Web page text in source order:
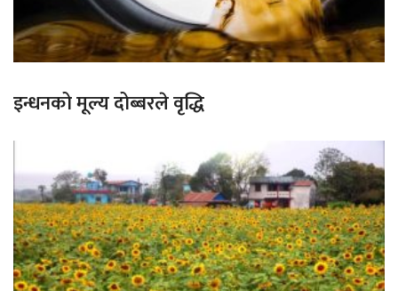
इन्धनको मूल्य दोब्बरले वृद्धि